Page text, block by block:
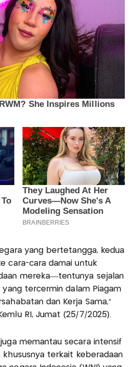
yang bertetangga, kedua
cara-cara damai untuk
mereka—tentunya sejalan
tercermin dalam Piagam
dan Kerja Sama,”
RI, Jumat (25/7/2025).
memantau secara intensif
khususnya terkait keberadaan